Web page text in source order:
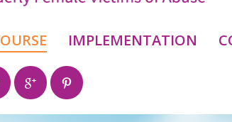
IMPLEMENTATION